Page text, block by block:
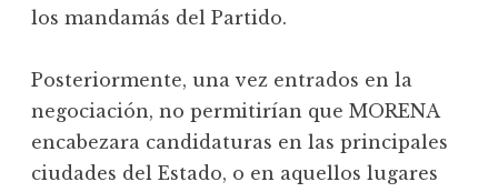
los mandamás del Partido.
Posteriormente, una vez entrados en la
negociación, no permitirían que MORENA
encabezara candidaturas en las principales
ciudades del Estado, o en aquellos lugares